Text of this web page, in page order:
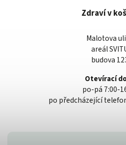
Zdraví v
Malotova
areál
budova
Otevírací
po-pá 7:00-
po předcházející